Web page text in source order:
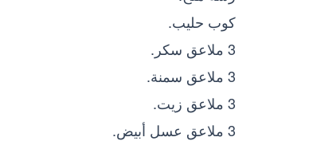
كوب حليب.
3 ملاعق سكر.
3 ملاعق سمنة.
3 ملاعق زيت.
3 ملاعق عسل أبيض.